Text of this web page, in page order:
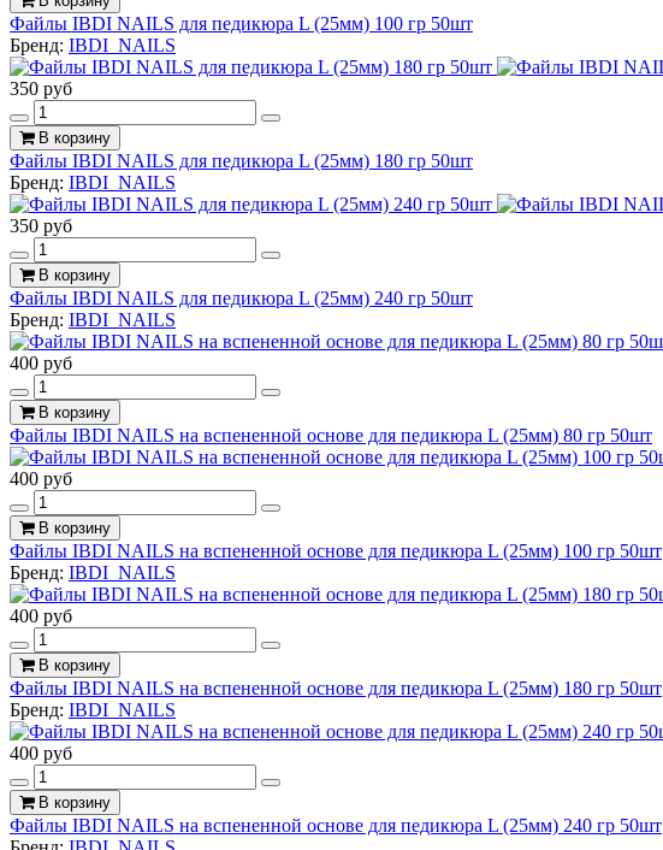
Файлы IBDI NAILS для педикюра L (25мм) 100 гр 50шт
Бренд: IBDI_NAILS
350 руб
В корзину
Файлы IBDI NAILS для педикюра L (25мм) 180 гр 50шт
Бренд: IBDI_NAILS
350 руб
В корзину
Файлы IBDI NAILS для педикюра L (25мм) 240 гр 50шт
Бренд: IBDI_NAILS
400 руб
В корзину
Файлы IBDI NAILS на вспененной основе для педикюра L (25мм) 80 гр 50шт
400 руб
В корзину
Файлы IBDI NAILS на вспененной основе для педикюра L (25мм) 100 гр 50шт
Бренд: IBDI_NAILS
400 руб
В корзину
Файлы IBDI NAILS на вспененной основе для педикюра L (25мм) 180 гр 50шт
Бренд: IBDI_NAILS
400 руб
В корзину
Файлы IBDI NAILS на вспененной основе для педикюра L (25мм) 240 гр 50шт